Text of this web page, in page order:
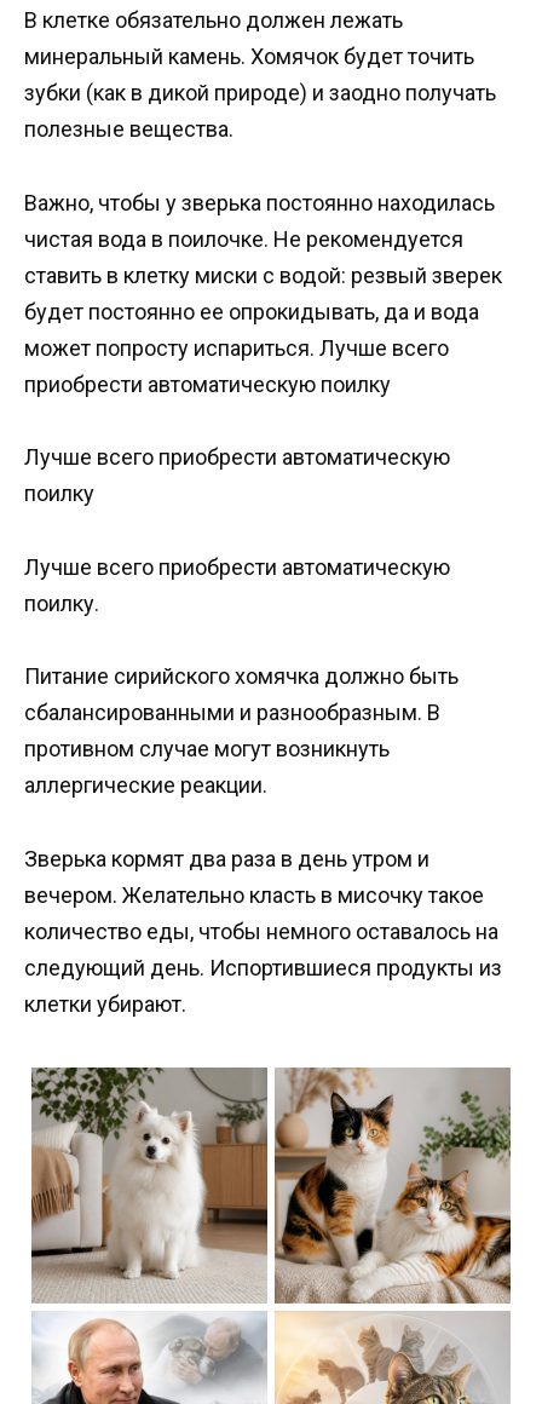
В клетке обязательно должен лежать
минеральный камень. Хомячок будет точить
зубки (как в дикой природе) и заодно получать
полезные вещества.
Важно, чтобы у зверька постоянно находилась
чистая вода в поилочке. Не рекомендуется
ставить в клетку миски с водой: резвый зверек
будет постоянно ее опрокидывать, да и вода
может попросту испариться. Лучше всего
приобрести автоматическую поилку
Лучше всего приобрести автоматическую
поилку
Лучше всего приобрести автоматическую
поилку.
Питание сирийского хомячка должно быть
сбалансированными и разнообразным. В
противном случае могут возникнуть
аллергические реакции.
Зверька кормят два раза в день утром и
вечером. Желательно класть в мисочку такое
количество еды, чтобы немного оставалось на
следующий день. Испортившиеся продукты из
клетки убирают.